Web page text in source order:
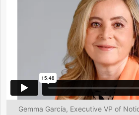
Gemma García, Executive VP of